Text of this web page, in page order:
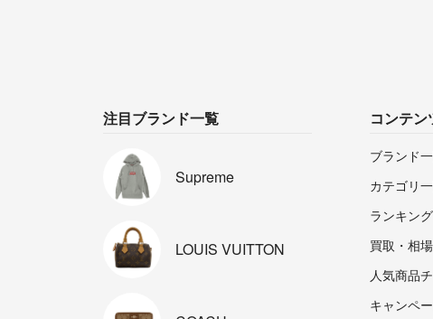
注目ブランド一覧
Supreme
LOUIS VUITTON
コンテン
ブランド
カテゴリ
ランキング
買取・相
人気商品
キャンペ